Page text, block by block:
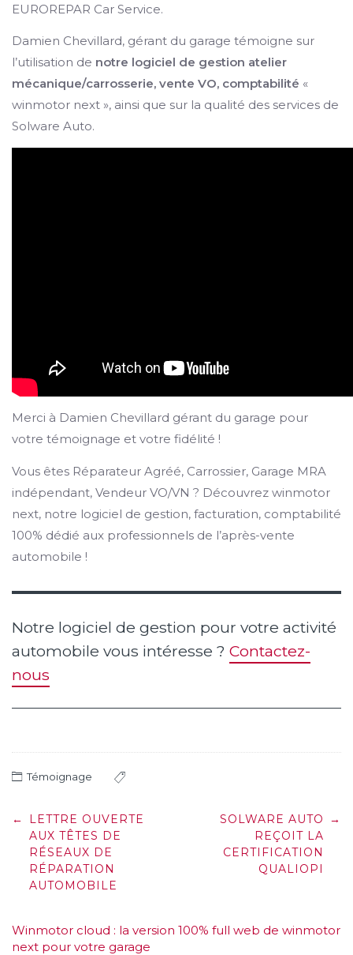
EUROREPAR Car Service.
Damien Chevillard, gérant du garage témoigne sur
l’utilisation de notre logiciel de gestion atelier
mécanique/carrosserie, vente VO, comptabilité «
winmotor next », ainsi que sur la qualité des services de
Solware Auto.
Merci à Damien Chevillard gérant du garage pour
votre témoignage et votre fidélité !
Vous êtes Réparateur Agréé, Carrossier, Garage MRA
indépendant, Vendeur VO/VN ? Découvrez winmotor
next, notre logiciel de gestion, facturation, comptabilité
100% dédié aux professionnels de l’après-vente
automobile !
Notre logiciel de gestion pour votre activité
automobile vous intéresse ? Contactez-
nous
Témoignage
Post
navigation
←
LETTRE OUVERTE
AUX TÊTES DE
RÉSEAUX DE
RÉPARATION
AUTOMOBILE
SOLWARE AUTO
REÇOIT LA
CERTIFICATION
QUALIOPI
→
Winmotor cloud : la version 100% full web de winmotor
next pour votre garage